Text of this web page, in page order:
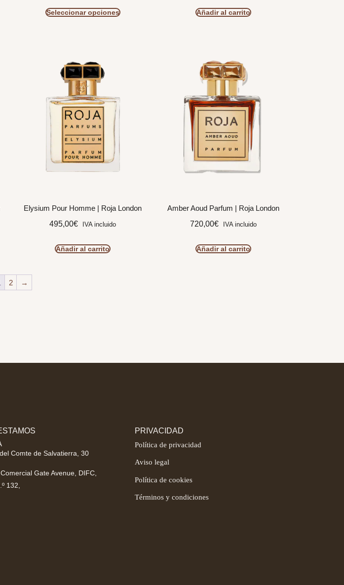
Seleccionar opciones Añadir al carrito
Elysium Pour Homme | Roja London
495,00€ IVA incluido
Añadir al carrito
Amber Aoud Parfum | Roja London
720,00€ IVA incluido
Añadir al carrito
2 →
Comte de Salvatierra, 30
Gate Avenue, DIFC,
132,
PRIVACIDAD
Política de privacidad
Aviso legal
Política de cookies
Términos y condiciones